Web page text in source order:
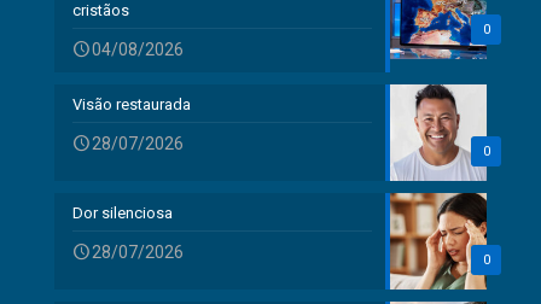
0
cristãos
04/08/2026
0
Visão restaurada
28/07/2026
0
Dor silenciosa
28/07/2026